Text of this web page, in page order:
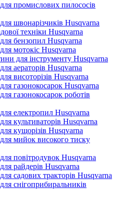
промислових пилососів
швонарізчиків Husqvarna
техніки Husqvarna
бензопил Husqvarna
мотокіс Husqvarna
для інструменту Husqvarna
аераторів Husqvarna
висоторізів Husqvarna
газонокосарок Husqvarna
газонокосарок роботів
електропил Husqvarna
культиваторів Husqvarna
кущорізів Husqvarna
мийок високого тиску
повітродувок Husqvarna
райдерів Husqvarna
садових тракторів Husqvarna
снігоприбиральників